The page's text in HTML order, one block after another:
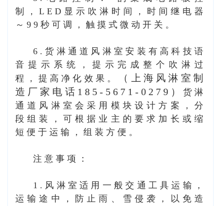
制，LED显示吹淋时间，时间继电器
～99秒可调，触摸式微动开关。
6.货淋通道风淋室安装有高科技语
音提示系统，提示完成整个吹淋过
程，提高净化效果。
（上海风淋室制
造厂家电话185-5671-0279） 货淋
通道风淋室会采用模块设计方案，分
段组装，可根据业主的要求加长或缩
短便于运输，组装方便。
注意事项：
1.风淋室适用一般交通工具运输，
运输途中，防止雨、雪侵袭，以免造